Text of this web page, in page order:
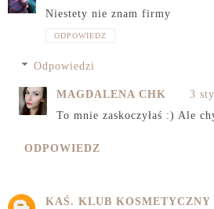
Niestety nie znam firmy
ODPOWIEDZ
Odpowiedzi
MAGDALENA CHK
3
To mnie zaskoczyłaś :) Ale
ODPOWIEDZ
KAŚ. KLUB KOSMETYCZNY